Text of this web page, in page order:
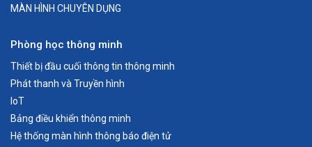
MÀN HÌNH CHUYÊN DỤNG
Phòng học thông minh
Thiết bị đầu cuối thông tin thông minh
Phát thanh và Truyền hình
IoT
Bảng điều khiển thông minh
Hệ thống màn hình thông báo điện tử